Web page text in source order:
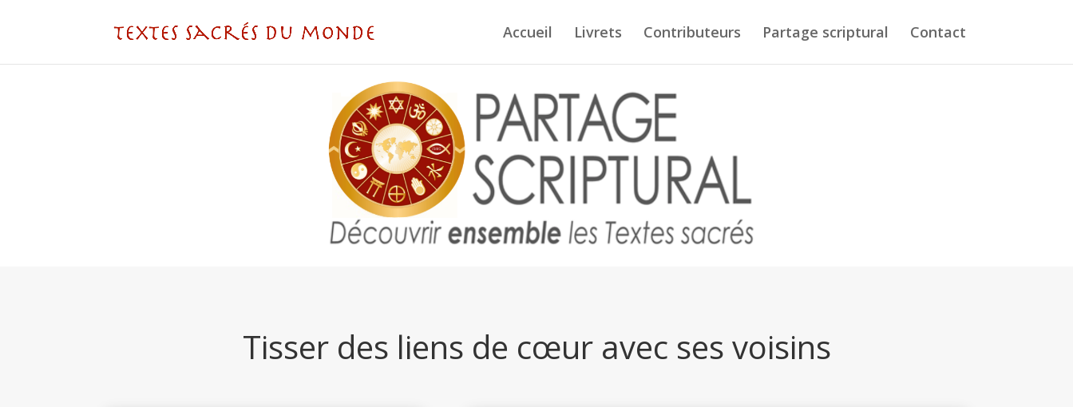
Accueil Livrets Contributeurs Partage scriptural Contact
Tisser des liens de cœur avec ses voisins